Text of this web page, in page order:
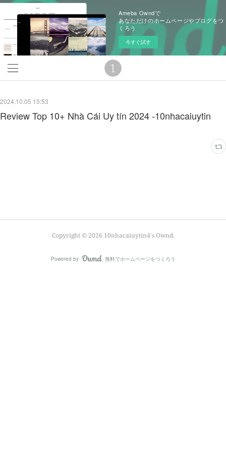
Ameba Owndで
あなただけのホームページやブログをつ
くろう
今すぐ試す
2024.10.05 15:53
Review Top 10+ Nhà Cái Uy tín 2024 -10nhacaiuytin
Copyright ©2026 10nhacaiuytin4's Ownd.
Powered by AmebaOwnd
無料でホームページをつくろう